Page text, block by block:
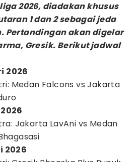
2026, diadakan khusus
1 dan 2 sebagai jeda
Pertandingan akan digelar
Gresik. Berikut jadwal
2026
Medan Falcons vs Jakarta
Jakarta LavAni vs Medan
2026